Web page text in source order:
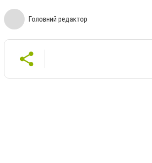
Головний редактор